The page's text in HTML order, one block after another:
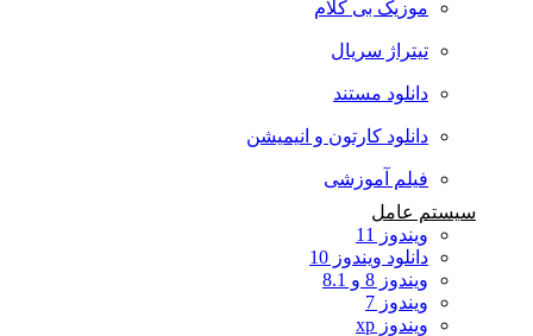
موزیک بی کلام
تیتراژ سریال
دانلود مستند
دانلود کارتون و انیمیشن
فیلم آموزشی
سیستم عامل
ویندوز 11
دانلود ویندوز 10
ویندوز 8 و 8.1
ویندوز 7
ویندوز xp